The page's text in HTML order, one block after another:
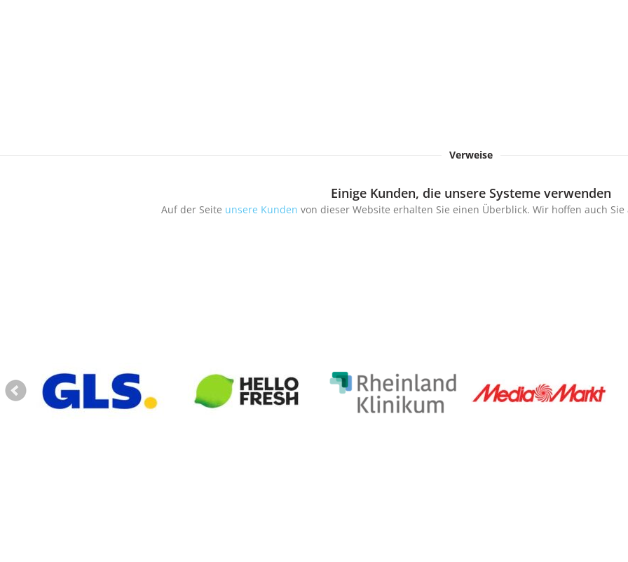
Verweise
Einige Kunden, die unsere Systeme verwenden
Auf der Seite unsere Kunden von dieser Website erhalten Sie einen Überblick. Wir hoffen auch